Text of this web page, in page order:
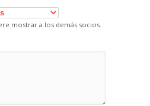
mostrar a los demás socios.